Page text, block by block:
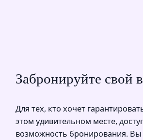
Забронируйте свой
Для тех, кто хочет
этом удивительном месте,
возможность бронирования.